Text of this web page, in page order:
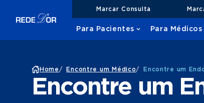
Marcar Consulta
Para Pacientes Para Médicos
Home / Encontre um Médico/ Encontre um
Encontre um